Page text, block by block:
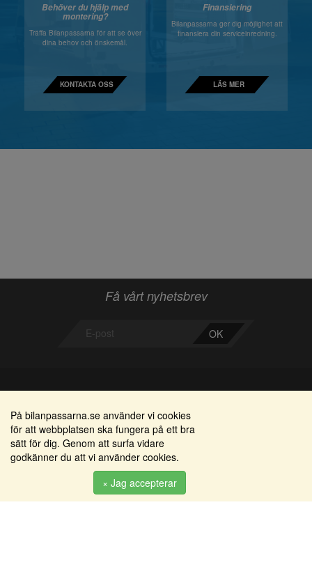
Behöver du hjälp med
montering?
Träffa Bilanpassarna för att se över
dina behov och önskemål.
KONTAKTA OSS
Finansiering
Bilanpassarna ger dig möjlighet att
finansiera din serviceinredning.
LÄS MER
Få vårt nyhetsbrev
OK
Bilanpassarna
Smedjegatan 22
352 46 Växjö
info@bilanpassarna.se
Områden
Alkomätare / alkolås
Elprodukter
Serviceinredningar
Tillbehörs artiklar
På bilanpassarna.se använder vi cookies
för att webbplatsen ska fungera på ett bra
sätt för dig. Genom att surfa vidare
godkänner du att vi använder cookies.
× Jag accepterar